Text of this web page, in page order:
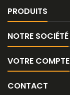
PRODUITS
NOTRE SOCIÉTÉ
VOTRE COMPTE
CONTACT